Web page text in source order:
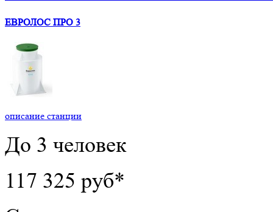
ЕВРОЛОС ПРО 3
описание станции
До 3 человек
117 325 руб*